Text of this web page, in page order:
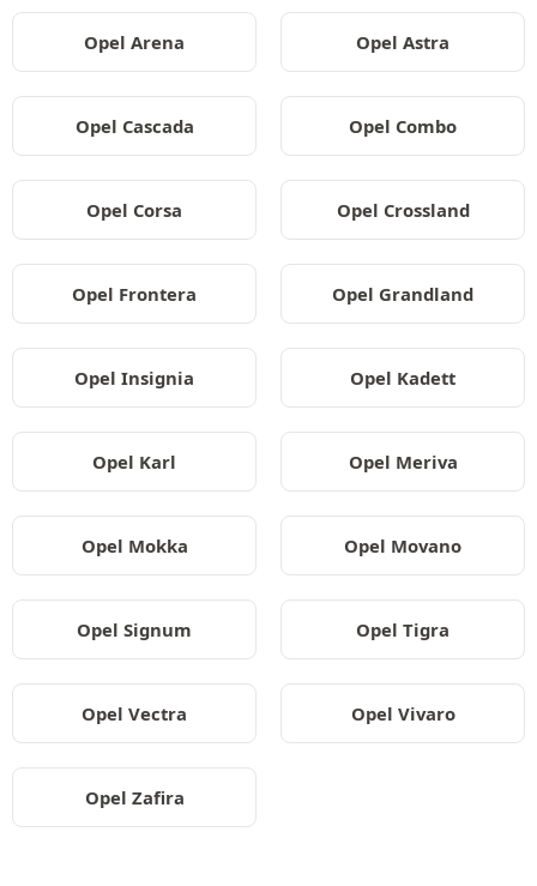
Opel Arena Opel Astra
Opel Cascada Opel Combo
Opel Corsa Opel Crossland
Opel Frontera Opel Grandland
Opel Insignia Opel Kadett
Opel Karl Opel Meriva
Opel Mokka Opel Movano
Opel Signum Opel Tigra
Opel Vectra Opel Vivaro
Opel Zafira